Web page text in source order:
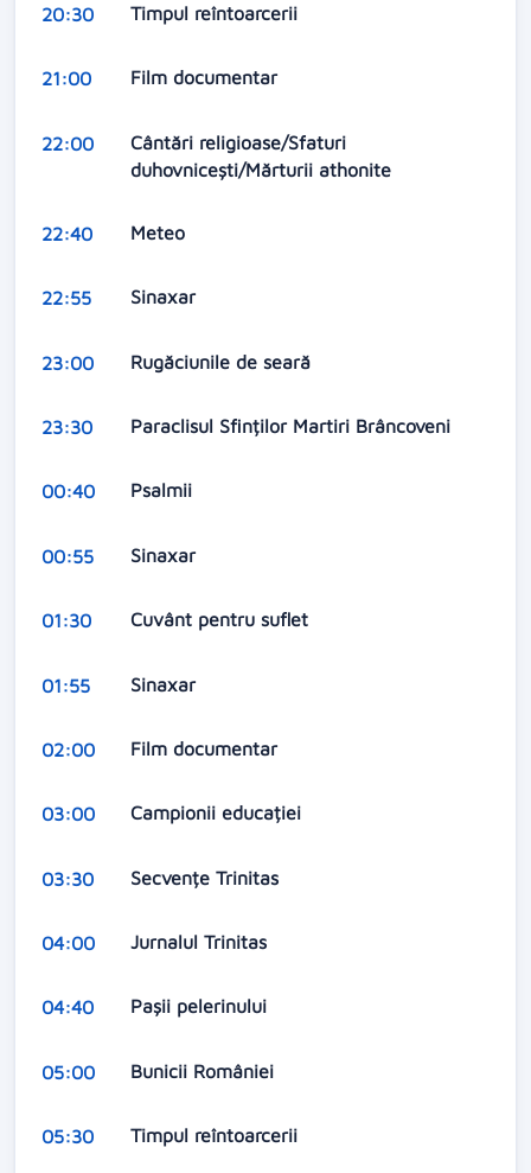
20:30 Timpul reîntoarcerii
21:00 Film documentar
22:00
Cântări religioase/Sfaturi
duhovnicești/Mărturii athonite
22:40 Meteo
22:55 Sinaxar
23:00 Rugăciunile de seară
23:30 Paraclisul Sfinților Martiri Brâncoveni
00:40 Psalmii
00:55 Sinaxar
01:30 Cuvânt pentru suflet
01:55 Sinaxar
02:00 Film documentar
03:00 Campionii educației
03:30 Secvențe Trinitas
04:00 Jurnalul Trinitas
04:40 Pașii pelerinului
05:00 Bunicii României
05:30 Timpul reîntoarcerii